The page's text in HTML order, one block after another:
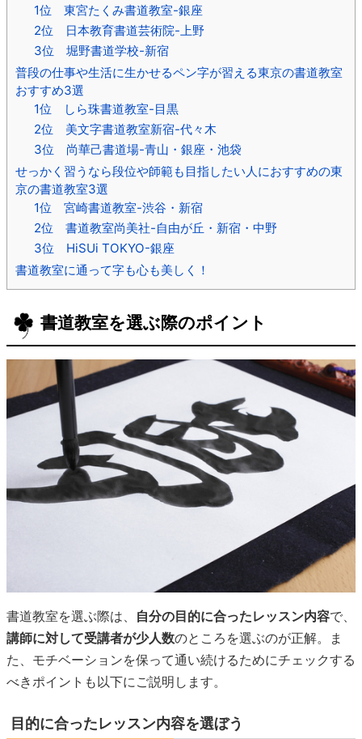
1位 東宮たくみ書道教室-銀座
2位 日本教育書道芸術院-上野
3位 堀野書道学校-新宿
普段の仕事や生活に生かせるペン字が習える東京の書道教室
おすすめ3選
1位 しら珠書道教室-目黒
2位 美文字書道教室新宿-代々木
3位 尚華己書道場-青山・銀座・池袋
せっかく習うなら段位や師範も目指したい人におすすめの東
京の書道教室3選
1位 宮崎書道教室-渋谷・新宿
2位 書道教室尚美社-自由が丘・新宿・中野
3位 HiSUi TOKYO-銀座
書道教室に通って字も心も美しく！
書道教室を選ぶ際のポイント
書道教室を選ぶ際は、 自分の目的に合ったレッスン内容で、
講師に対して受講者が少人数のところを選ぶのが正解。ま
た、モチベーションを保って通い続けるためにチェックする
べきポイントも以下にご説明します。
目的に合ったレッスン内容を選ぼう